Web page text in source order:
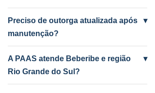
baixo por seca. A PAAS diagnostica e
resolve.
Sim! A PAAS faz diagnóstico e manutenção
de qualquer poço artesiano em Beberibe,
independentemente de quem perfurou.
Preciso de outorga atualizada após
manutenção?
▾
Depende do serviço. Troca de bomba com
mudança de vazão pode exigir atualização
no SEMA-RS. A PAAS orienta e cuida do
processo.
A PAAS atende Beberibe e região
Rio Grande do Sul?
▾
Sim! Desde 1985, com geólogo